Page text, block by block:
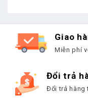
Giao
Miễn phí
Đổi trả
Đổi trả hàng